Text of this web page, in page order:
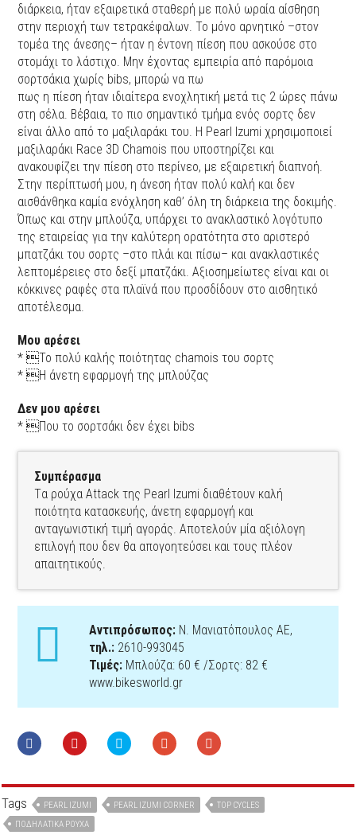
διάρκεια, ήταν εξαιρετικά σταθερή με πολύ ωραία αίσθηση
στην περιοχή των τετρακέφαλων. Το μόνο αρνητικό –στον
τομέα της άνεσης– ήταν η έντονη πίεση που ασκούσε στο
στομάχι το λάστιχο. Μην έχοντας εμπειρία από παρόμοια
σορτσάκια χωρίς bibs, μπορώ να πω
πως η πίεση ήταν ιδιαίτερα ενοχλητική μετά τις 2 ώρες πάνω
στη σέλα. Βέβαια, το πιο σημαντικό τμήμα ενός σορτς δεν
είναι άλλο από το μαξιλαράκι του. Η Pearl Izumi χρησιμοποιεί
μαξιλαράκι Race 3D Chamois που υποστηρίζει και
ανακουφίζει την πίεση στο περίνεο, με εξαιρετική διαπνοή.
Στην περίπτωσή μου, η άνεση ήταν πολύ καλή και δεν
αισθάνθηκα καμία ενόχληση καθ’ όλη τη διάρκεια της δοκιμής.
Όπως και στην μπλούζα, υπάρχει το ανακλαστικό λογότυπο
της εταιρείας για την καλύτερη ορατότητα στο αριστερό
μπατζάκι του σορτς –στο πλάι και πίσω– και ανακλαστικές
λεπτομέρειες στο δεξί μπατζάκι. Αξιοσημείωτες είναι και οι
κόκκινες ραφές στα πλαϊνά που προσδίδουν στο αισθητικό
αποτέλεσμα.
Μου αρέσει
* Το πολύ καλής ποιότητας chamois του σορτς
* Η άνετη εφαρμογή της μπλούζας
Δεν μου αρέσει
* Που το σορτσάκι δεν έχει bibs
Συμπέρασμα
Tα ρούχα Attack της Pearl Izumi διαθέτουν καλή
ποιότητα κατασκευής, άνετη εφαρμογή και
ανταγωνιστική τιμή αγοράς. Αποτελούν μία αξιόλογη
επιλογή που δεν θα απογοητεύσει και τους πλέον
απαιτητικούς.
Αντιπρόσωπος: Ν. Μανιατόπουλος ΑΕ,
τηλ.: 2610-993045
Τιμές: Μπλούζα: 60 € /Σορτς: 82 €
www.bikesworld.gr
Tags PEARL IZUMI PEARL IZUMI CORNER
TOP CYCLES
ΠΟΔΗΛΑΤΙΚΆ ΡΟΎΧΑ